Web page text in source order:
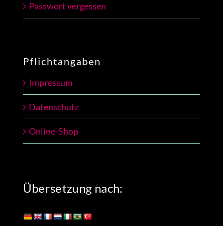
Passwort vergessen
Pflichtangaben
Impressum
Datenschutz
Online-Shop
Übersetzung nach: